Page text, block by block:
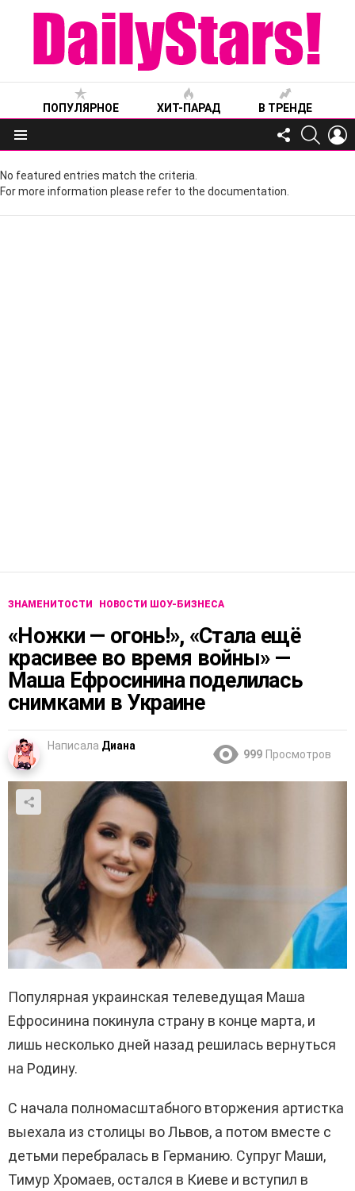
ПОПУЛЯРНОЕ ХИТ-ПАРАД В ТРЕНДЕ
Меню
FOLLOW
US
No featured entries match the criteria.
For more information please refer to the documentation.
ЗНАМЕНИТОСТИ НОВОСТИ ШОУ-БИЗНЕСА
«Ножки — огонь!», «Стала ещё
красивее во время войны» —
Маша Ефросинина поделилась
снимками в Украине
Написала Диана
999 Просмотров
Популярная украинская телеведущая Маша
Ефросинина покинула страну в конце марта, и
лишь несколько дней назад решилась вернуться
на Родину.
С начала полномасштабного вторжения артистка
выехала из столицы во Львов, а потом вместе с
детьми перебралась в Германию. Супруг Маши,
Тимур Хромаев, остался в Киеве и вступил в